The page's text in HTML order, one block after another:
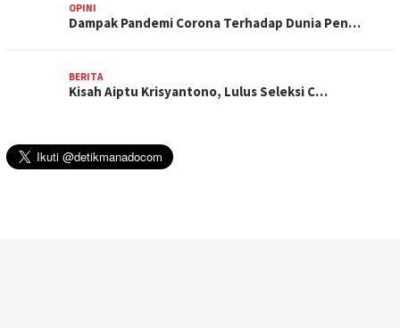
OPINI
Dampak Pandemi Corona Terhadap Dunia Pen…
BERITA
Kisah Aiptu Krisyantono, Lulus Seleksi C…